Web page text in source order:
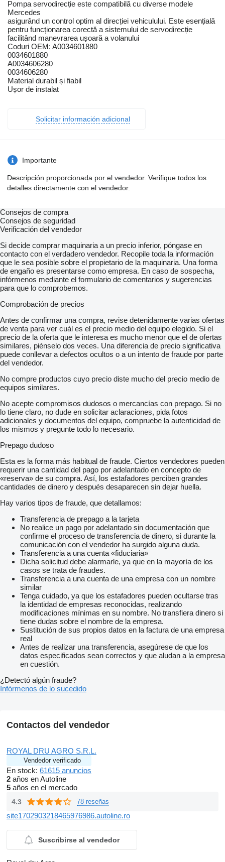
Pompa servodirecție este compatibilă cu diverse modele
Mercedes
asigurând un control optim al direcției vehiculului. Este esențială
pentru funcționarea corectă a sistemului de servodirecție
facilitând manevrarea ușoară a volanului
Coduri OEM: A0034601880
0034601880
A0034606280
0034606280
Material durabil și fiabil
Ușor de instalat
Solicitar información adicional
Importante
Descripción proporcionada por el vendedor. Verifique todos los
detalles directamente con el vendedor.
Consejos de compra
Consejos de seguridad
Verificación del vendedor
Si decide comprar maquinaria a un precio inferior, póngase en
contacto con el verdadero vendedor. Recopile toda la información
que le sea posible sobre el propietario de la maquinaria. Una forma
de engaño es presentarse como empresa. En caso de sospecha,
infórmenos mediante el formulario de comentarios y sugerencias
para que lo comprobemos.
Comprobación de precios
Antes de confirmar una compra, revise detenidamente varias ofertas
de venta para ver cuál es el precio medio del equipo elegido. Si el
precio de la oferta que le interesa es mucho menor que el de ofertas
similares, piénselo dos veces. Una diferencia de precio significativa
puede conllevar a defectos ocultos o a un intento de fraude por parte
del vendedor.
No compre productos cuyo precio diste mucho del precio medio de
equipos similares.
No acepte compromisos dudosos o mercancías con prepago. Si no
lo tiene claro, no dude en solicitar aclaraciones, pida fotos
adicionales y documentos del equipo, compruebe la autenticidad de
los mismos y pregunte todo lo necesario.
Prepago dudoso
Esta es la forma más habitual de fraude. Ciertos vendedores pueden
requerir una cantidad del pago por adelantado en concepto de
«reserva» de su compra. Así, los estafadores perciben grandes
cantidades de dinero y después desaparecen sin dejar huella.
Hay varios tipos de fraude, que detallamos:
Transferencia de prepago a la tarjeta
No realice un pago por adelantado sin documentación que
confirme el proceso de transferencia de dinero, si durante la
comunicación con el vendedor ha surgido alguna duda.
Transferencia a una cuenta «fiduciaria»
Dicha solicitud debe alarmarle, ya que en la mayoría de los
casos se trata de fraudes.
Transferencia a una cuenta de una empresa con un nombre
similar
Tenga cuidado, ya que los estafadores pueden ocultarse tras
la identidad de empresas reconocidas, realizando
modificaciones mínimas en su nombre. No transfiera dinero si
tiene dudas sobre el nombre de la empresa.
Sustitución de sus propios datos en la factura de una empresa
real
Antes de realizar una transferencia, asegúrese de que los
datos especificados sean correctos y que aludan a la empresa
en cuestión.
¿Detectó algún fraude?
Infórmenos de lo sucedido
Contactos del vendedor
ROYAL DRU AGRO S.R.L.
Vendedor verificado
En stock: 61615 anuncios
2 años en Autoline
5 años en el mercado
4.3 78 reseñas
site1702903218465976986.autoline.ro
Suscribirse al vendedor